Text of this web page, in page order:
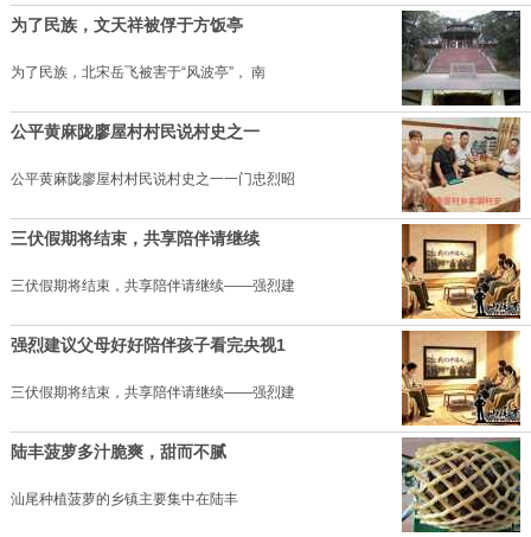
为了民族，文天祥被俘于方饭亭
为了民族，北宋岳飞被害于“风波亭”， 南
公平黄麻陇廖屋村村民说村史之一
公平黄麻陇廖屋村村民说村史之一一门忠烈昭
三伏假期将结束，共享陪伴请继续
三伏假期将结束，共享陪伴请继续——强烈建
强烈建议父母好好陪伴孩子看完央视1
三伏假期将结束，共享陪伴请继续——强烈建
陆丰菠萝多汁脆爽，甜而不腻
汕尾种植菠萝的乡镇主要集中在陆丰